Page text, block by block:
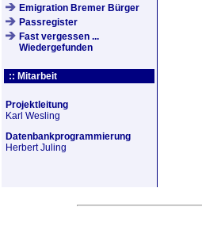
Emigration Bremer Bürger
Passregister
Fast vergessen ...
Wiedergefunden
:: Mitarbeit
Projektleitung
Karl Wesling
Datenbankprogrammierung
Herbert Juling